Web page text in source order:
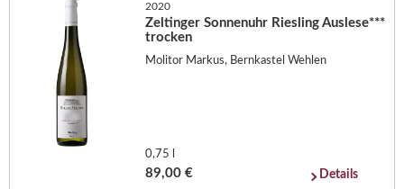
2020
Zeltinger Sonnenuhr Riesling Auslese***
trocken
Molitor Markus, Bernkastel Wehlen
0,75 l
89,00 € Details